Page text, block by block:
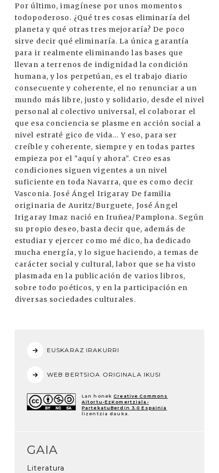
Por último, imagínese por unos momentos
todopoderoso. ¿Qué tres cosas eliminaría del
planeta y qué otras tres mejoraría? De poco
sirve decir qué eliminaría. La única garantía
para ir realmente eliminando las bases que
llevan a terrenos de indignidad la condición
humana, y los perpetúan, es el trabajo diario
consecuente y coherente, el no renunciar a un
mundo más libre, justo y solidario, desde el nivel
personal al colectivo universal, el colaborar el
que esa conciencia se plasme en acción social a
nivel estraté gico de vida... Y eso, para ser
creíble y coherente, siempre y en todas partes
empieza por el "aquí y ahora". Creo esas
condiciones siguen vigentes a un nivel
suficiente en toda Navarra, que es como decir
Vasconia. José Ángel Irigaray De familia
originaria de Auritz/Burguete, José Ángel
Irigaray Imaz nació en Iruñea/Pamplona. Según
su propio deseo, basta decir que, además de
estudiar y ejercer como mé dico, ha dedicado
mucha energía, y lo sigue haciendo, a temas de
carácter social y cultural, labor que se ha visto
plasmada en la publicación de varios libros,
sobre todo poéticos, y en la participación en
diversas sociedades culturales.
EUSKARAZ IRAKURRI
WEB BERTSIOA ORIGINALA IKUSI
Lan honek Creative Commons
Aitortu-EzKomertziala-
PartekatuBerdin 3.0 Espainia
lizentzia dauka.
GAIA
Literatura